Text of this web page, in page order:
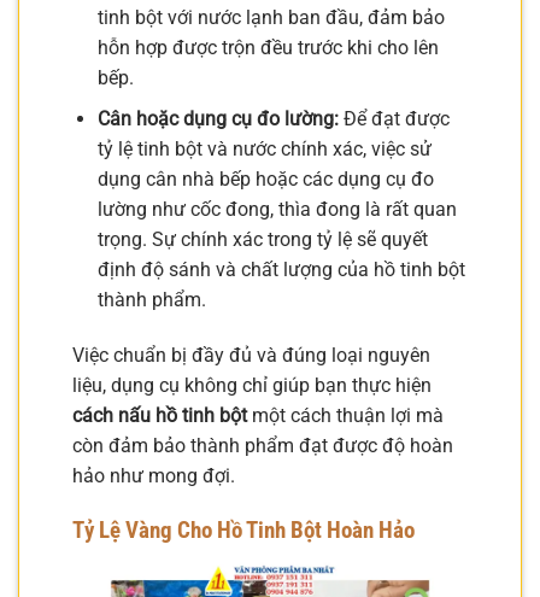
tinh bột với nước lạnh ban đầu, đảm bảo
hỗn hợp được trộn đều trước khi cho lên
bếp.
Cân hoặc dụng cụ đo lường:Để đạt được
tỷ lệ tinh bột và nước chính xác, việc sử
dụng cân nhà bếp hoặc các dụng cụ đo
lường như cốc đong, thìa đong là rất quan
trọng. Sự chính xác trong tỷ lệ sẽ quyết
định độ sánh và chất lượng của hồ tinh bột
thành phẩm.
Việc chuẩn bị đầy đủ và đúng loại nguyên
liệu, dụng cụ không chỉ giúp bạn thực hiện
cách nấu hồ tinh bộtmột cách thuận lợi mà
còn đảm bảo thành phẩm đạt được độ hoàn
hảo như mong đợi.
Tỷ Lệ Vàng Cho Hồ Tinh Bột Hoàn Hảo